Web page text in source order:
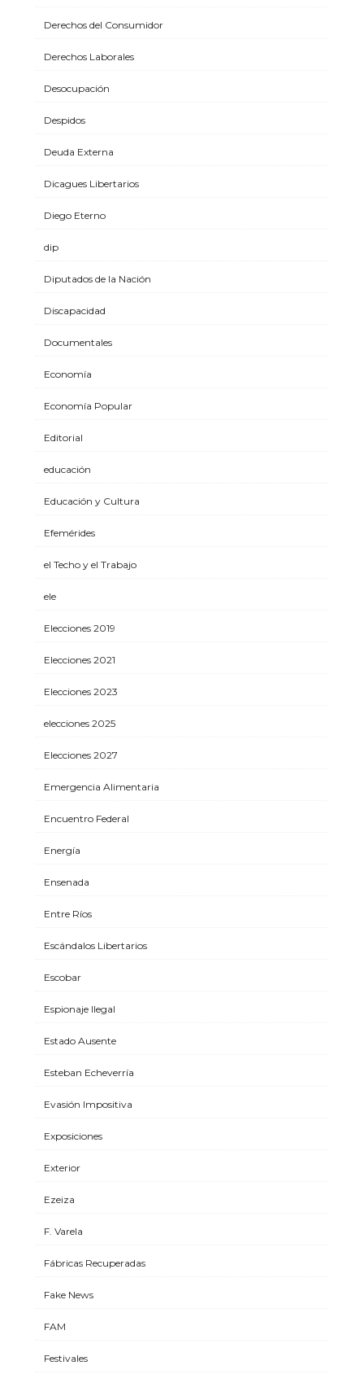
Derechos del Consumidor
Derechos Laborales
Desocupación
Despidos
Deuda Externa
Dicagues Libertarios
Diego Eterno
dip
Diputados de la Nación
Discapacidad
Documentales
Economía
Economía Popular
Editorial
educación
Educación y Cultura
Efemérides
el Techo y el Trabajo
ele
Elecciones 2019
Elecciones 2021
Elecciones 2023
elecciones 2025
Elecciones 2027
Emergencia Alimentaria
Encuentro Federal
Energía
Ensenada
Entre Ríos
Escándalos Libertarios
Escobar
Espionaje Ilegal
Estado Ausente
Esteban Echeverría
Evasión Impositiva
Exposiciones
Exterior
Ezeiza
F. Varela
Fábricas Recuperadas
Fake News
FAM
Festivales